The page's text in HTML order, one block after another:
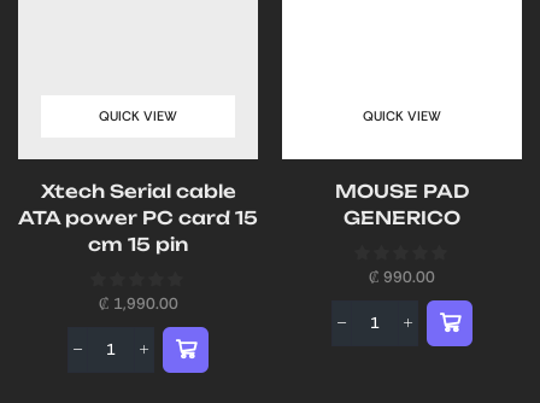
QUICK VIEW
Xtech Serial cable
ATA power PC card 15
cm 15 pin
₡ 1,990.00
QUICK VIEW
MOUSE PAD
GENERICO
₡ 990.00